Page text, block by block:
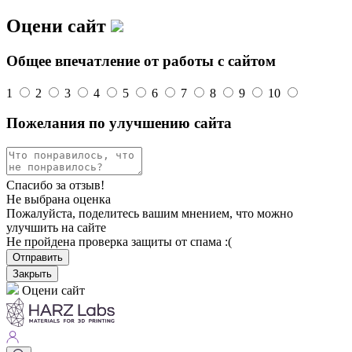
Оцени сайт
Общее впечатление от работы с сайтом
1 2 3 4 5 6 7 8 9 10
Пожелания по улучшению сайта
Спасибо за отзыв!
Не выбрана оценка
Пожалуйста, поделитесь вашим мнением, что можно
улучшить на сайте
Не пройдена проверка защиты от спама :(
Отправить
Закрыть
Оцени сайт